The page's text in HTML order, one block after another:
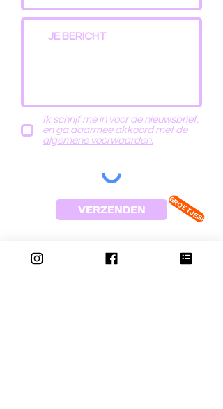
Ik schrijf me in voor de nieuwsbrief,
en ga daarmee akkoord met de
algemene voorwaarden.
VERZENDEN GROETJES!